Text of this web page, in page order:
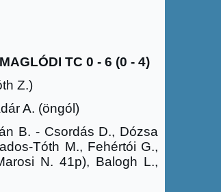
TC 0 - 6 (0 - 4)
Z.)
A. (öngól)
B. - Csordás D., Dózsa
Tóth M., Fehértói G.,
N. 41p), Balogh L.,